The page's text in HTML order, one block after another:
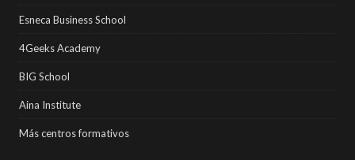
Esneca Business School
4Geeks Academy
BIG School
Aina Institute
Más centros formativos